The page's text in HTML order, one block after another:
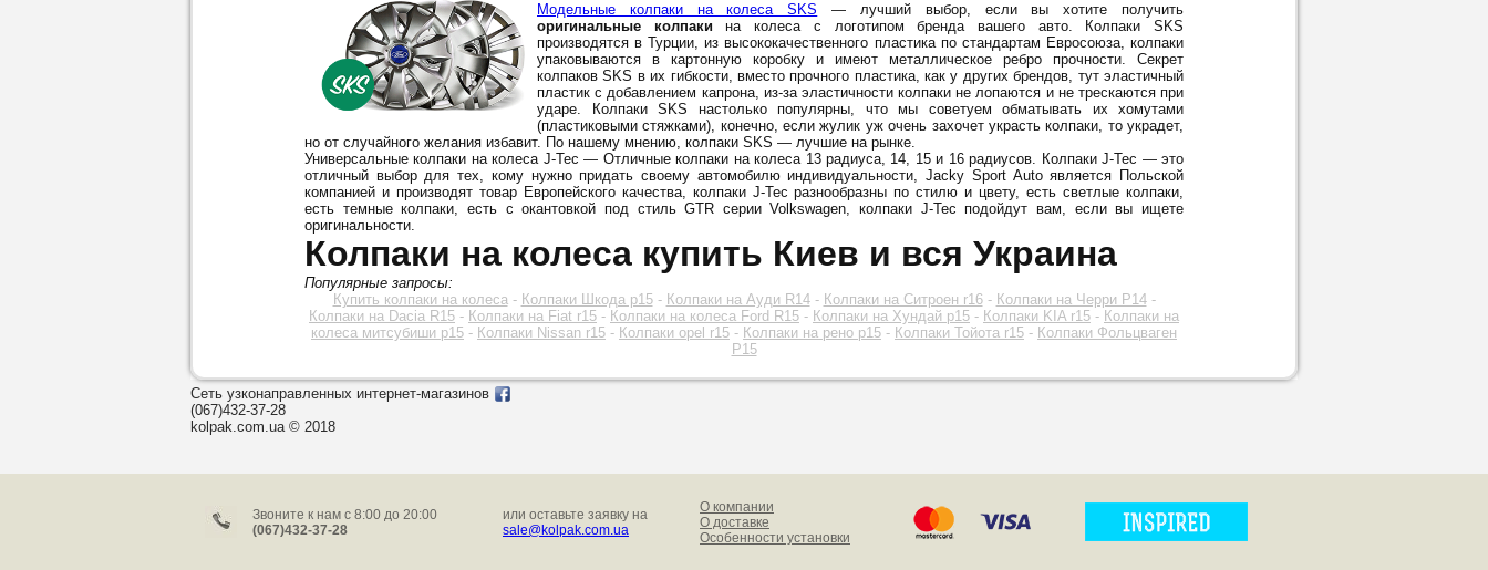
Модельные колпаки на колеса SKS — лучший выбор, если вы хотите получить
оригинальные колпаки на колеса с логотипом бренда вашего авто. Колпаки SKS
производятся в Турции, из высококачественного пластика по стандартам Евросоюза, колпаки
упаковываются в картонную коробку и имеют металлическое ребро прочности. Секрет
колпаков SKS в их гибкости, вместо прочного пластика, как у других брендов, тут эластичный
пластик с добавлением капрона, из-за эластичности колпаки не лопаются и не трескаются при
ударе. Колпаки SKS настолько популярны, что мы советуем обматывать их хомутами
(пластиковыми стяжками), конечно, если жулик уж очень захочет украсть колпаки, то украдет,
но от случайного желания избавит. По нашему мнению, колпаки SKS — лучшие на рынке.
Универсальные колпаки на колеса J-Tec — Отличные колпаки на колеса 13 радиуса, 14, 15 и 16 радиусов. Колпаки J-Tec — это
отличный выбор для тех, кому нужно придать своему автомобилю индивидуальности, Jacky Sport Auto является Польской
компанией и производят товар Европейского качества, колпаки J-Tec разнообразны по стилю и цвету, есть светлые колпаки,
есть темные колпаки, есть с окантовкой под стиль GTR серии Volkswagen, колпаки J-Tec подойдут вам, если вы ищете
оригинальности.
Колпаки на колеса купить Киев и вся Украина
Популярные запросы:
Купить колпаки на колеса- Колпаки Шкода р15- Колпаки на Ауди R14- Колпаки на Ситроен r16- Колпаки на Черри Р14-
Колпаки на Dacia R15 - Колпаки на Fiat r15 - Колпаки на колеса Ford R15 - Колпаки на Хундай р15 - Колпаки KIA r15 - Колпаки на
колеса митсубиши р15 - Колпаки Nissan r15 - Колпаки opel r15 - Колпаки на рено р15 - Колпаки Тойота r15 - Колпаки Фольцваген
Р15
Сеть узконаправленных интернет-магазинов
(067)432-37-28
kolpak.com.ua © 2018
Звоните к нам c 8:00 до 20:00
(067)432-37-28
или оставьте заявку на
sale@kolpak.com.ua
О компании
О доставке
Особенности установки